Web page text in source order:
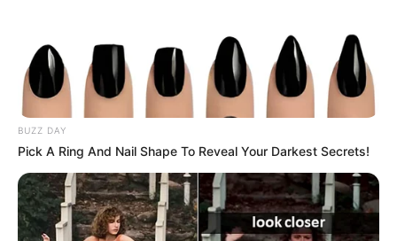
BUZZ DAY
Pick A Ring And Nail Shape To Reveal Your Darkest Secrets!